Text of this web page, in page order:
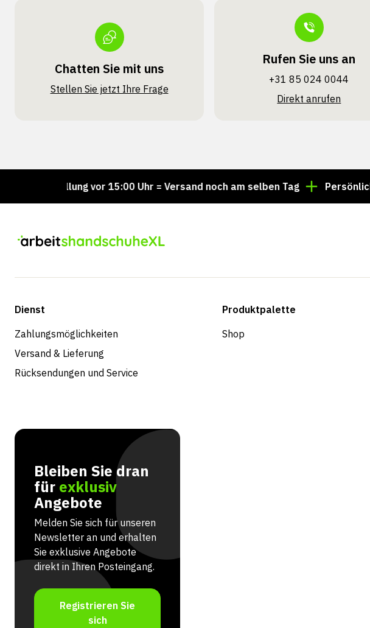
Chatten Sie mit uns
Stellen Sie jetzt Ihre Frage
Rufen Sie uns an
+31 85 024 0044
Direkt anrufen
vor 15:00 Uhr = Versand noch am selben Tag Persönliche
Dienst
Zahlungsmöglichkeiten
Versand & Lieferung
Rücksendungen und Service
Produktpalette
Shop
Bleiben Sie dran
für exklusiv
Angebote
Melden Sie sich für unseren
Newsletter an und erhalten
Sie exklusive Angebote
direkt in Ihren Posteingang.
Registrieren Sie
sich